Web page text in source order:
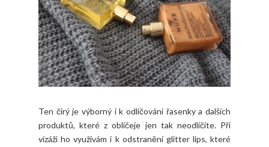
Ten čirý je výborný i k odličování řasenky a dalších
produktů, které z obličeje jen tak neodlíčíte. Při
vizáži ho využívám i k odstranění glitter lips, které